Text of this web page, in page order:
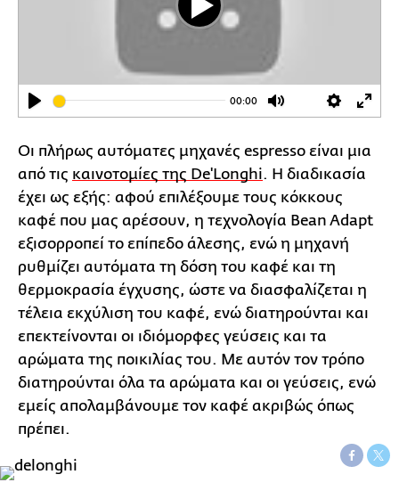
Play
00:00
Mute Settings
Play
Οι πλήρως αυτόματες μηχανές espresso είναι μια
από τις καινοτομίες της De'Longhi. Η διαδικασία
έχει ως εξής: αφού επιλέξουμε τους κόκκους
καφέ που μας αρέσουν, η τεχνολογία Bean Adapt
εξισορροπεί το επίπεδο άλεσης, ενώ η μηχανή
ρυθμίζει αυτόματα τη δόση του καφέ και τη
θερμοκρασία έγχυσης, ώστε να διασφαλίζεται η
τέλεια εκχύλιση του καφέ, ενώ διατηρούνται και
επεκτείνονται οι ιδιόμορφες γεύσεις και τα
αρώματα της ποικιλίας του. Με αυτόν τον τρόπο
διατηρούνται όλα τα αρώματα και οι γεύσεις, ενώ
εμείς απολαμβάνουμε τον καφέ ακριβώς όπως
πρέπει.